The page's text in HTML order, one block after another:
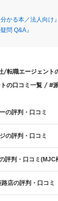
かる本／法人向け』
問 Q&A』
/転職エージェント
の口コミ一覧
の評判・口コミ
の評判・口コミ
評判・口コミ(MJC
店の評判・口コミ